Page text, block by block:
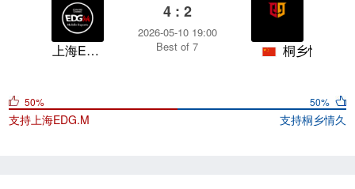
上海EDG.M
4 : 2
2026-05-10 19:00
Best of 7
桐乡情久
50%
支持桐乡情久
50%
支持上海EDG.M